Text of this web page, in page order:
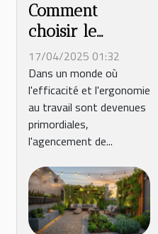
Comment
choisir le
mobilier pour
optimiser
l’espace de
travail
17/04/2025 01:32
Dans un monde où
l'efficacité et l'ergonomie
au travail sont devenues
primordiales,
l'agencement de...